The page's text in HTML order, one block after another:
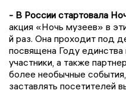
- В России стартовала
акция «Ночь музеев» в
й раз. Она проходит под
посвящена Году
участники, а также
более необычные
заставлять посетителей